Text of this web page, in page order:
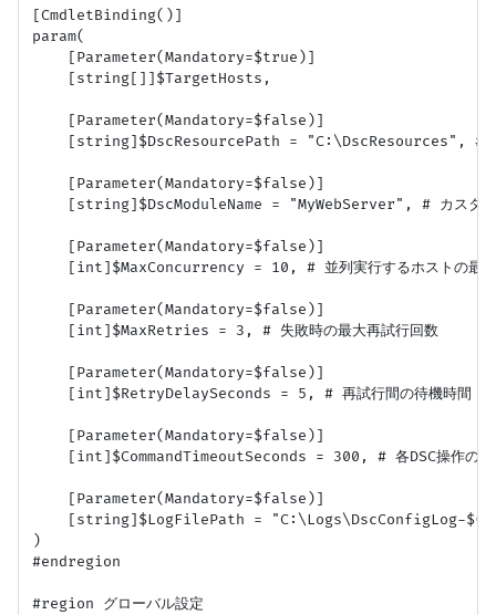
[CmdletBinding()]
param(
    [Parameter(Mandatory=$true)]
    [string[]]$TargetHosts,
    [Parameter(Mandatory=$false)]
[string]$DscResourcePath = "C:\DscResources", # カ
    [Parameter(Mandatory=$false)]
[string]$DscModuleName = "MyWebServer", # カスタム
    [Parameter(Mandatory=$false)]
[int]$MaxConcurrency = 10, # 並列実行するホストの最
    [Parameter(Mandatory=$false)]
    [int]$MaxRetries = 3, # 失敗時の最大再試行回数
    [Parameter(Mandatory=$false)]
[int]$RetryDelaySeconds = 5, # 再試行間の待機時間 (
    [Parameter(Mandatory=$false)]
[int]$CommandTimeoutSeconds = 300, # 各DSC操作のタ
    [Parameter(Mandatory=$false)]
[string]$LogFilePath = "C:\Logs\DscConfigLog-
)
#endregion
#region グローバル設定